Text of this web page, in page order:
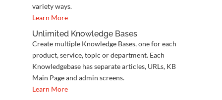
variety ways.
Learn More
Unlimited Knowledge Bases
Create multiple Knowledge Bases, one for each
product, service, topic or department. Each
Knowledgebase has separate articles, URLs, KB
Main Page and admin screens.
Learn More